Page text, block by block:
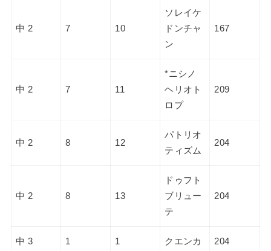
中 2 7 10
ソレイケ
ドンチャ
ン
167
中 2 7 11
*ニシノ
ヘリオト
ロプ
209
中 2 8 12
パトリオ
ティズム
204
中 2 8 13
ドゥフト
ブリュー
テ
204
中 3 1 1 クエンカ 204